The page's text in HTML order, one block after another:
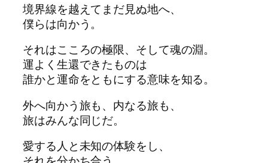
境界線を越えてまだ見ぬ地へ、
僕らは向かう。
それはこころの極限、そして魂の淵。
運よく生還できたものは
誰かと運命をともにする意味を知る。
外へ向かう旅も、内なる旅も、
旅はみんな同じだ。
愛する人と未知の体験をし、